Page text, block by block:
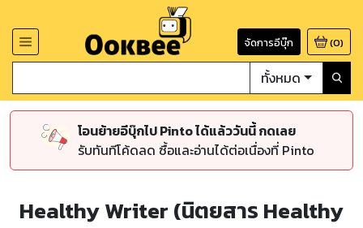
จัดการอีบุ๊ก (0)
ทั้งหมด
โอนย้ายอีบุ๊กไป Pinto ได้แล้ววันนี้ กดเลย
รับทันทีโค้ดลด ซื้อและอ่านได้ต่อเนื่องที่ Pinto
Healthy Writer (นิตยสาร Healthy